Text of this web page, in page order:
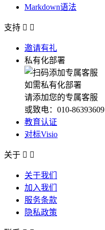
Markdown语法
支持  
邀请有礼
私有化部署
如需私有化部署
请添加您的专属客服
或致电：010-86393609
教育认证
对标Visio
关于  
关于我们
加入我们
服务条款
隐私政策